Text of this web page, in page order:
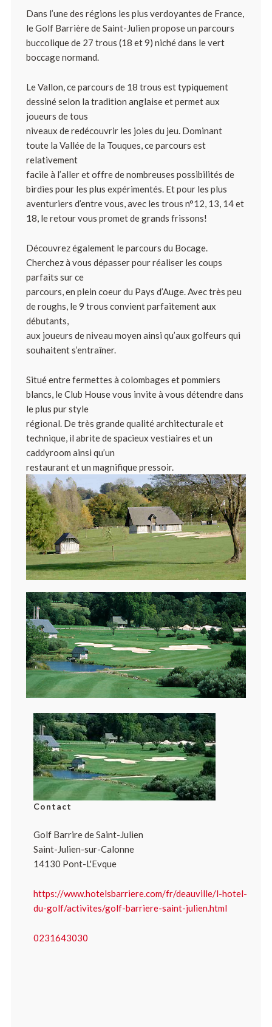
Dans l’une des régions les plus verdoyantes de France,
le Golf Barrière de Saint-Julien propose un parcours
buccolique de 27 trous (18 et 9) niché dans le vert
boccage normand.
Le Vallon, ce parcours de 18 trous est typiquement
dessiné selon la tradition anglaise et permet aux
joueurs de tous
niveaux de redécouvrir les joies du jeu. Dominant
toute la Vallée de la Touques, ce parcours est
relativement
facile à l’aller et offre de nombreuses possibilités de
birdies pour les plus expérimentés. Et pour les plus
aventuriers d’entre vous, avec les trous n°12, 13, 14 et
18, le retour vous promet de grands frissons!
Découvrez également le parcours du Bocage.
Cherchez à vous dépasser pour réaliser les coups
parfaits sur ce
parcours, en plein coeur du Pays d’Auge. Avec très peu
de roughs, le 9 trous convient parfaitement aux
débutants,
aux joueurs de niveau moyen ainsi qu’aux golfeurs qui
souhaitent s’entraîner.
Situé entre fermettes à colombages et pommiers
blancs, le Club House vous invite à vous détendre dans
le plus pur style
régional. De très grande qualité architecturale et
technique, il abrite de spacieux vestiaires et un
caddyroom ainsi qu’un
restaurant et un magnifique pressoir.
Contact
Golf Barrire de Saint-Julien
Saint-Julien-sur-Calonne
14130 Pont-L'Evque
https://www.hotelsbarriere.com/fr/deauville/l-hotel-
du-golf/activites/golf-barriere-saint-julien.html
0231643030